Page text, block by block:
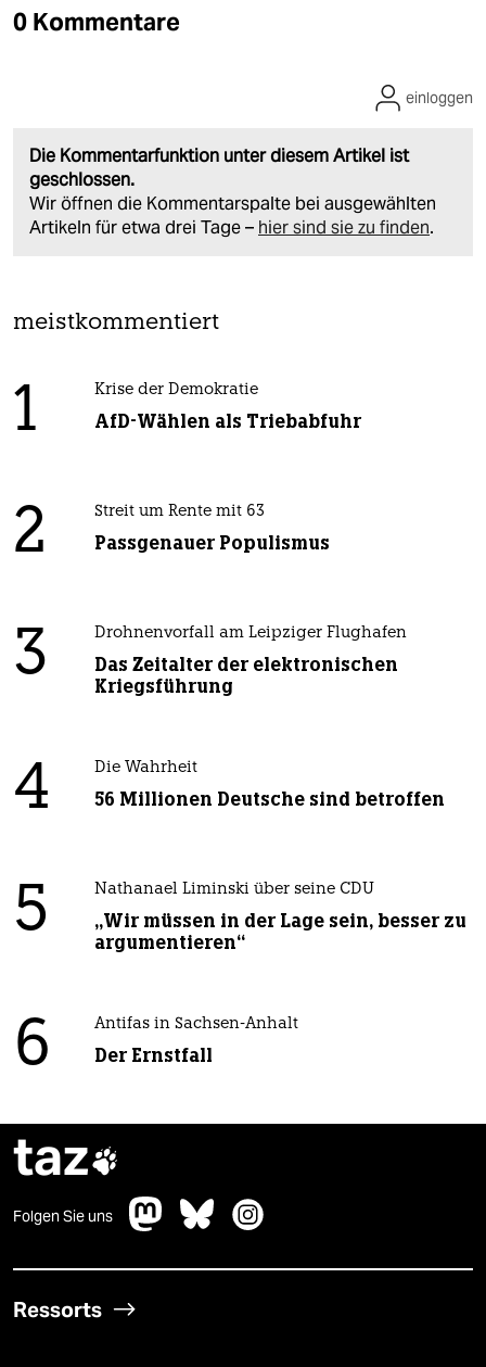
0 Kommentare
Die Kommentarfunktion unter diesem Artikel ist
geschlossen.
Wir öffnen die Kommentarspalte bei ausgewählten
Artikeln für etwa drei Tage – hier sind sie zu finden.
einloggen
meistkommentiert
1 Krise der Demokratie
AfD-Wählen als Triebabfuhr
2 Streit um Rente mit 63
Passgenauer Populismus
3 Drohnenvorfall am Leipziger Flughafen
Das Zeitalter der elektronischen
Kriegsführung
4 Die Wahrheit
56 Millionen Deutsche sind betroffen
5 Nathanael Liminski über seine CDU
„Wir müssen in der Lage sein, besser zu
argumentieren“
6 Antifas in Sachsen-Anhalt
Der Ernstfall
taz
Folgen Sie uns
Ressorts